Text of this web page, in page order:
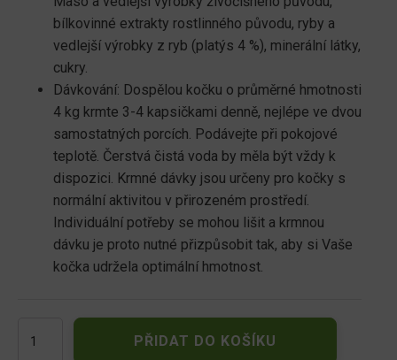
bílkovinné extrakty rostlinného původu, ryby a
vedlejší výrobky z ryb (platýs 4 %), minerální látky,
cukry.
Dávkování: Dospělou kočku o průměrné hmotnosti
4 kg krmte 3-4 kapsičkami denně, nejlépe ve dvou
samostatných porcích. Podávejte při pokojové
teplotě. Čerstvá čistá voda by měla být vždy k
dispozici. Krmné dávky jsou určeny pro kočky s
normální aktivitou v přirozeném prostředí.
Individuální potřeby se mohou lišit a krmnou
dávku je proto nutné přizpůsobit tak, aby si Vaše
kočka udržela optimální hmotnost.
Fantastic
PŘIDAT DO KOŠÍKU